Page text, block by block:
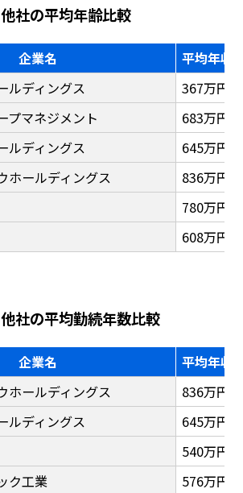
社の平均年齢比較
企業名
平均年収
ルディングス
367万円
プマネジメント
683万円
ルディングス
645万円
ホールディングス
836万円
780万円
608万円
社の平均勤続年数比較
企業名
平均年収
ホールディングス
836万円
ルディングス
645万円
540万円
ク工業
576万円